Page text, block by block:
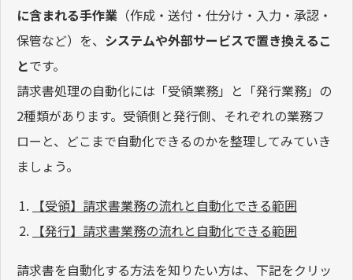
に含まれる手作業 （作成・送付・仕分け・入力・承認・
保管など）を、 システムや外部サービスで置き換えるこ
とです。
請求書処理の自動化には「受領業務」と「発行業務」の
2種類があります。受領側と発行側、それぞれの業務フ
ローと、どこまで自動化できるのかを整理してみていき
ましょう。
【受領】請求書業務の流れと自動化できる範囲
【発行】請求書業務の流れと自動化できる範囲
請求書を自動化する方法を知りたい方は、下記をクリッ